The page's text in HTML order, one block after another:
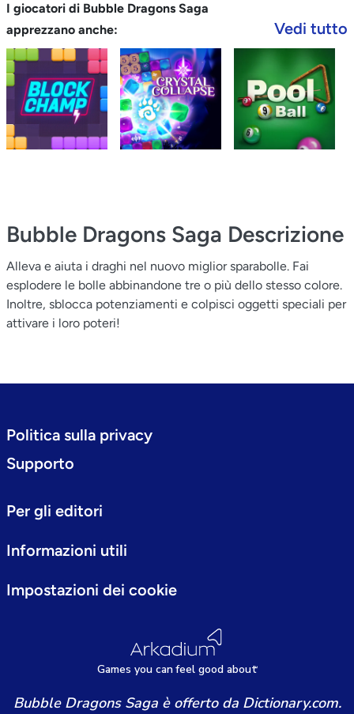
I giocatori di Bubble Dragons Saga
apprezzano anche:
Vedi tutto
Bubble Dragons Saga Descrizione
Alleva e aiuta i draghi nel nuovo miglior sparabolle. Fai
esplodere le bolle abbinandone tre o più dello stesso colore.
Inoltre, sblocca potenziamenti e colpisci oggetti speciali per
attivare i loro poteri!
Games you canfeel good about
Politica sulla privacy
Supporto
Per gli editori
Informazioni utili
Impostazioni dei cookie
Bubble Dragons Saga è offerto da Dictionary.com.